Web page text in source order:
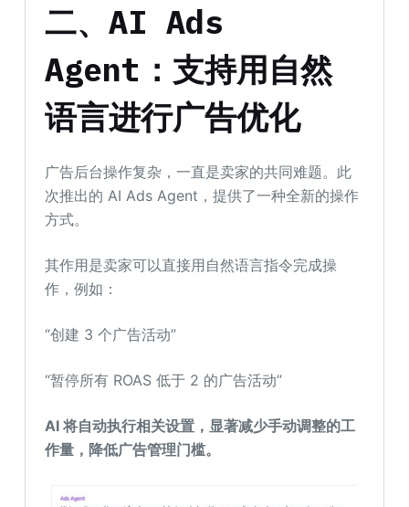
二、AI Ads
Agent：支持用自然
语言进行广告优化
广告后台操作复杂，一直是卖家的共同难题。此
次推出的 AI Ads Agent，提供了一种全新的操作
方式。
其作用是卖家可以直接用自然语言指令完成操
作，例如：
“创建 3 个广告活动”
“暂停所有 ROAS 低于 2 的广告活动”
AI 将自动执行相关设置，显著减少手动调整的工
作量，降低广告管理门槛。